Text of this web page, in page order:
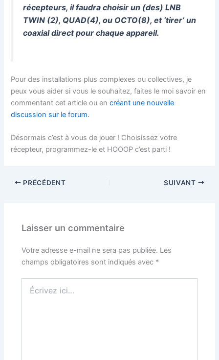
récepteurs, il faudra choisir un (des) LNB
TWIN (2), QUAD(4), ou OCTO(8), et ‘tirer’ un
coaxial direct pour chaque appareil.
Pour des installations plus complexes ou collectives, je
peux vous aider si vous le souhaitez, faites le moi savoir en
commentant cet article ou encréant une nouvelle
discussion sur le forum.
Désormais c’est à vous de jouer ! Choisissez votre
récepteur, programmez-le et HOOOP c’est parti !
PRÉCÉDENT SUIVANT
Laisser un commentaire
Votre adresse e-mail ne sera pas publiée. Les
champs obligatoires sont indiqués avec *
ici…